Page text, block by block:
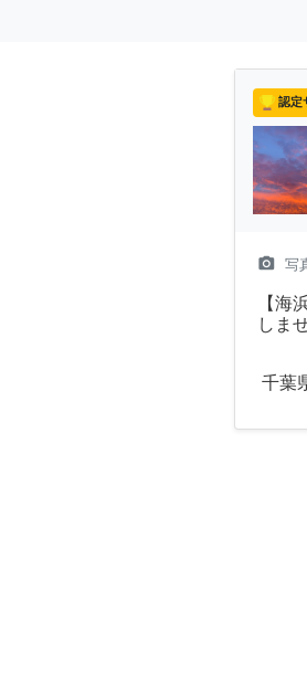
認定
camera_alt 写
【海
しま
千葉